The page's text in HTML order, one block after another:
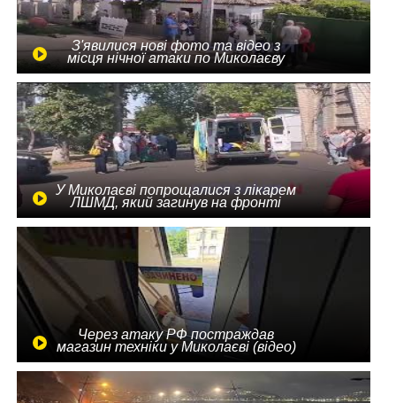
З'явилися нові фото та відео з
місця нічної атаки по Миколаєву
У Миколаєві попрощалися з лікарем
ЛШМД, який загинув на фронті
Через атаку РФ постраждав
магазин техніки у Миколаєві (відео)